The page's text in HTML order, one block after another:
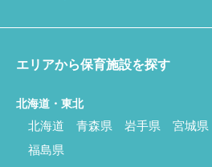
エリアから保育施設を探す
北海道・東北
北海道 青森県 岩手県 宮城県
福島県